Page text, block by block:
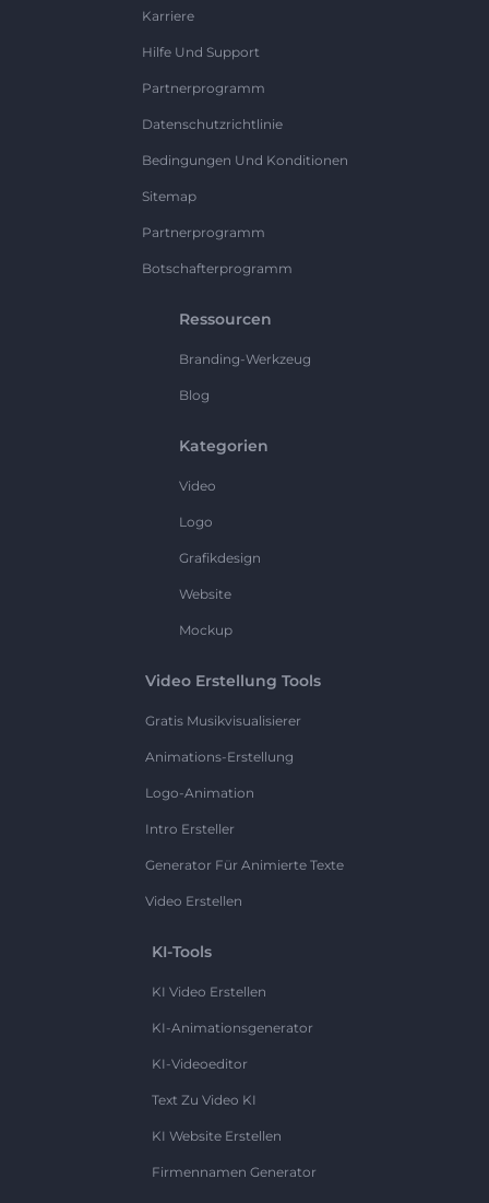
Karriere
Hilfe Und Support
Partnerprogramm
Datenschutzrichtlinie
Bedingungen Und Konditionen
Sitemap
Partnerprogramm
Botschafterprogramm
Ressourcen
Branding-Werkzeug
Blog
Kategorien
Video
Logo
Grafikdesign
Website
Mockup
Video Erstellung Tools
Gratis Musikvisualisierer
Animations-Erstellung
Logo-Animation
Intro Ersteller
Generator Für Animierte Texte
Video Erstellen
KI-Tools
KI Video Erstellen
KI-Animationsgenerator
KI-Videoeditor
Text Zu Video KI
KI Website Erstellen
Firmennamen Generator